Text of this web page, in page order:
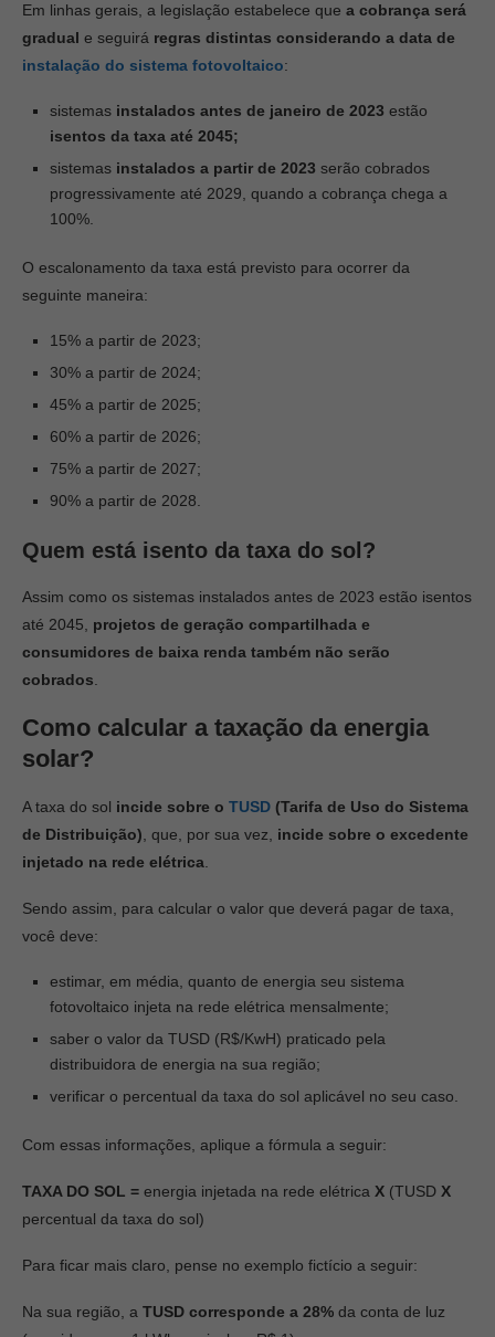
Em linhas gerais, a legislação estabelece que a cobrança será
gradual e seguirá regras distintas considerando a data de
instalação do sistema fotovoltaico:
sistemas instalados antes de janeiro de 2023 estão
isentos da taxa até 2045;
sistemas instalados a partir de 2023 serão cobrados
progressivamente até 2029, quando a cobrança chega a
100%.
O escalonamento da taxa está previsto para ocorrer da
seguinte maneira:
15% a partir de 2023;
30% a partir de 2024;
45% a partir de 2025;
60% a partir de 2026;
75% a partir de 2027;
90% a partir de 2028.
Quem está isento da taxa do sol?
Assim como os sistemas instalados antes de 2023 estão isentos
até 2045, projetos de geração compartilhada e
consumidores de baixa renda também não serão
cobrados
Como calcular a taxação da energia
solar?
A taxa do sol incide sobre o TUSD (Tarifa de Uso do Sistema
de Distribuição) , que, por sua vez, incide sobre o excedente
injetado na rede elétrica
Sendo assim, para calcular o valor que deverá pagar de taxa,
você deve:
estimar, em média, quanto de energia seu sistema
fotovoltaico injeta na rede elétrica mensalmente;
saber o valor da TUSD (R$/KwH) praticado pela
distribuidora de energia na sua região;
verificar o percentual da taxa do sol aplicável no seu caso.
Com essas informações, aplique a fórmula a seguir:
TAXA DO SOL = energia injetada na rede elétrica X (TUSD X
percentual da taxa do sol)
Para ficar mais claro, pense no exemplo fictício a seguir:
Na sua região, a TUSD corresponde a 28% da conta de luz